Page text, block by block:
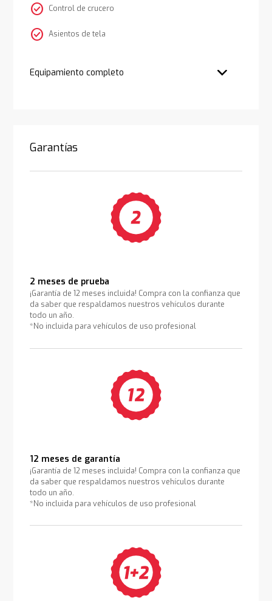
check_circle Control de crucero
check_circle Asientos de tela
Equipamiento completo
Garantías
2 meses de prueba
¡Garantía de 12 meses incluida! Compra con la confianza que
da saber que respaldamos nuestros vehículos durante
todo un año.
*No incluida para vehículos de uso profesional
12 meses de garantía
¡Garantía de 12 meses incluida! Compra con la confianza que
da saber que respaldamos nuestros vehículos durante
todo un año.
*No incluida para vehículos de uso profesional